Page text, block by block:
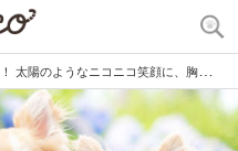
うなニコニコ笑顔に、胸がキュンとする(*´ω`*)♡ 8枚